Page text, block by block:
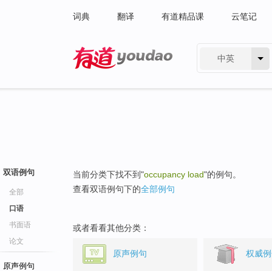
词典 翻译 有道精品课 云笔记
中英
双语例句
全部
口语
书面语
论文
原声例句
当前分类下找不到"occupancy load"的例句。
查看双语例句下的全部例句
或者看看其他分类：
原声例句 权威